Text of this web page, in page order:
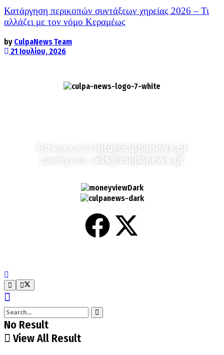
Κατάργηση περικοπών συντάξεων χηρείας 2026 – Τι
αλλάζει με τον νόμο Κεραμέως
by CulpaNews Team
21 Ιουλίου, 2026
info@culpanews.gr
Διαφήμιση:
ads@culpanews.gr
No Result
View All Result